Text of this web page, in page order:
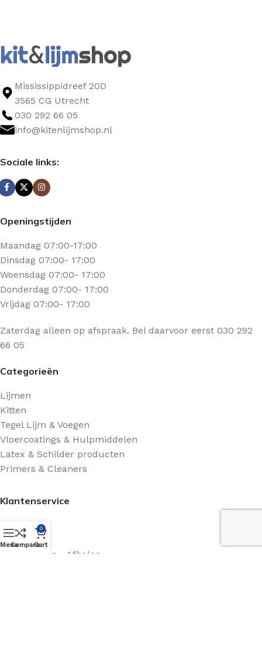
Mississippidreef 20D
3565 CG Utrecht
030 292 66 05
info@kitenlijmshop.nl
Sociale links:
Openingstijden
Maandag 07:00-17:00
Dinsdag 07:00- 17:00
Woensdag 07:00- 17:00
Donderdag 07:00- 17:00
Vrijdag 07:00- 17:00
Zaterdag alleen op afspraak. Bel daarvoor eerst 030 292
66 05
Categorieën
Lijmen
Kitten
Tegel Lijm & Voegen
Vloercoatings & Hulpmiddelen
Latex & Schilder producten
Primers & Cleaners
Klantenservice
Contact
Retourneren - Afhalen
MenuCompare
0
Cart